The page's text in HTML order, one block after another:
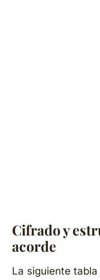
Cifrado y
acorde
La siguiente